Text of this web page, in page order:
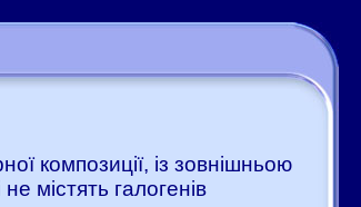
композиції, із зовнішньою
містять галогенів